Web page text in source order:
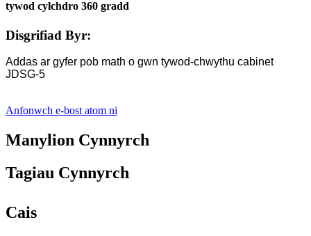
tywod cylchdro 360 gradd
Disgrifiad Byr:
Addas ar gyfer pob math o gwn tywod-chwythu cabinet
JDSG-5
Anfonwch e-bost atom ni
Manylion Cynnyrch
Tagiau Cynnyrch
Cais